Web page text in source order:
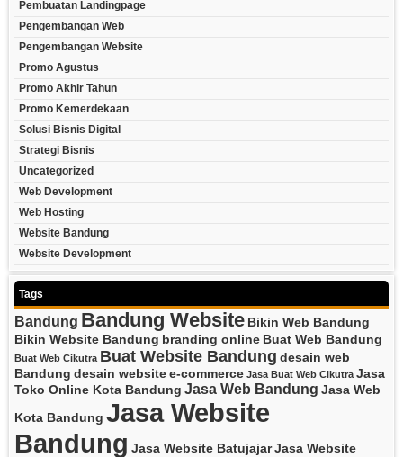
Pembuatan Landingpage
Pengembangan Web
Pengembangan Website
Promo Agustus
Promo Akhir Tahun
Promo Kemerdekaan
Solusi Bisnis Digital
Strategi Bisnis
Uncategorized
Web Development
Web Hosting
Website Bandung
Website Development
Tags
Bandung Bandung Website Bikin Web Bandung
Bikin Website Bandung branding online Buat Web Bandung
Buat Web Cikutra Buat Website Bandung desain web
Bandung desain websitee-commerce Jasa Buat Web Cikutra Jasa
Toko Online Kota Bandung Jasa Web Bandung Jasa Web
Kota Bandung Jasa Website
Bandung Jasa Website BatujajarJasa Website